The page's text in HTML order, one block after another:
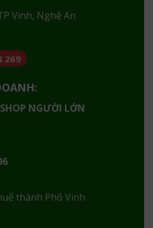
Vinh, Nghệ An
269
NGƯỜI LỚN
thành Phố Vinh